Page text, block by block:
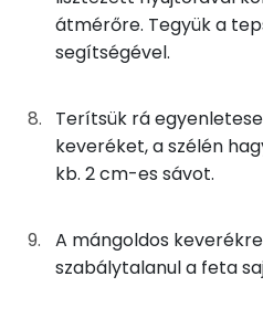
Összesen
Telített zsírsav
Többszörösen
Ásványi anyagok
átmérőre. Tegyük a
segítségével.
Terítsük rá
keveréket, a szélén
kb. 2 cm-es sávot.
A mángoldos
szabálytalanul a feta